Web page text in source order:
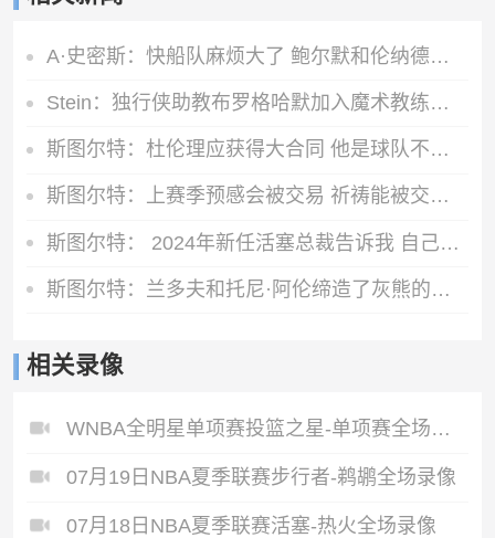
A·史密斯：快船队麻烦大了 鲍尔默和伦纳德都应该被禁赛一年！
Stein：独行侠助教布罗格哈默加入魔术教练组 担任斯威尼助教
斯图尔特：杜伦理应获得大合同 他是球队不可或缺的核心拼图
斯图尔特：上赛季预感会被交易 祈祷能被交易到赏识自己的球队
斯图尔特： 2024年新任活塞总裁告诉我 自己可能成为交易筹码
斯图尔特：兰多夫和托尼·阿伦缔造了灰熊的铁血球风
相关录像
WNBA全明星单项赛投篮之星-单项赛全场录像
07月19日NBA夏季联赛步行者-鹈鹕全场录像
07月18日NBA夏季联赛活塞-热火全场录像